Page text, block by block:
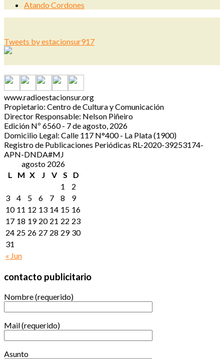
Atando Cordones
Tweets by estacionsur917
www.radioestacionsur.org
Propietario: Centro de Cultura y Comunicación
Director Responsable: Nelson Piñeiro
Edición Nº 6560 - 7 de agosto, 2026
Domicilio Legal: Calle 117 N°400 - La Plata (1900)
Registro de Publicaciones Periódicas RL-2020-39253174-
APN-DNDA#MJ
agosto 2026
L
M X J V S D
« Jun
1
2
3
4 5 6 7 8
9
10 11 12 13 14 15 16
17 18 19 20 21 22 23
24 25 26 27 28 29 30
31
contacto publicitario
Nombre (requerido)
Mail (requerido)
Asunto